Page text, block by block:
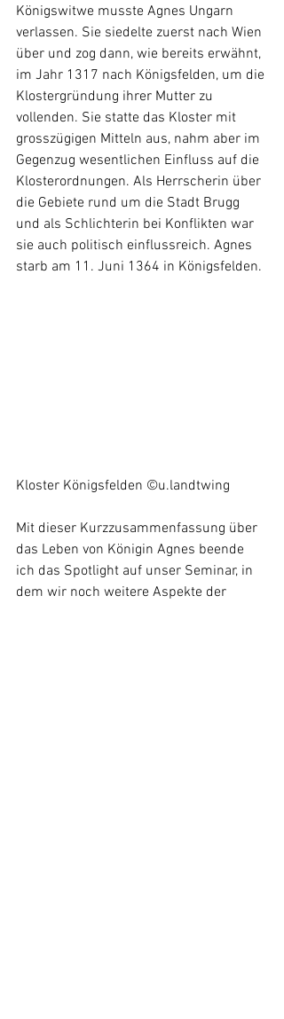
Königswitwe musste Agnes Ungarn
verlassen. Sie siedelte zuerst nach Wien
über und zog dann, wie bereits erwähnt,
im Jahr 1317 nach Königsfelden, um die
Klostergründung ihrer Mutter zu
vollenden. Sie statte das Kloster mit
grosszügigen Mitteln aus, nahm aber im
Gegenzug wesentlichen Einfluss auf die
Klosterordnungen. Als Herrscherin über
die Gebiete rund um die Stadt Brugg
und als Schlichterin bei Konflikten war
sie auch politisch einflussreich. Agnes
starb am 11. Juni 1364 in Königsfelden.
Kloster Königsfelden ©u.landtwing
Mit dieser Kurzzusammenfassung über
das Leben von Königin Agnes beende
ich das Spotlight auf unser Seminar, in
dem wir noch weitere Aspekte der